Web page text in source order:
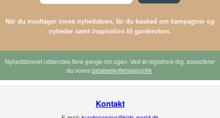
Når du modtager vores nyhedsbrev, får du besked om kampagner og
nyheder samt inspiration til garderoben.
Nyhedsbrevet udsendes flere gange om ugen. Ved at registrere dig, accepterer
du voresdatabeskyttelsespolitik.
Kontakt